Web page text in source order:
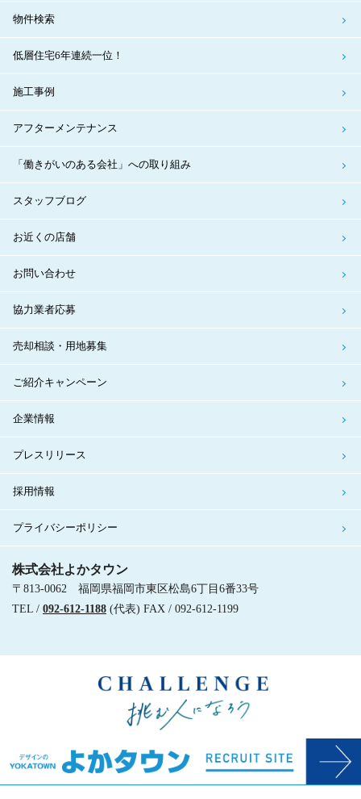
物件検索
低層住宅6年連続一位！
施工事例
アフターメンテナンス
「働きがいのある会社」への取り組み
スタッフブログ
お近くの店舗
お問い合わせ
協力業者応募
売却相談・用地募集
ご紹介キャンペーン
企業情報
プレスリリース
採用情報
プライバシーポリシー
株式会社よかタウン
〒813-0062 福岡県福岡市東区松島6丁目6番33号
TEL / 092-612-1188 (代表) FAX / 092-612-1199